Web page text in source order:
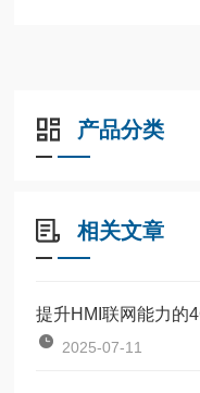
产品分类
相关文章
提升HMI联网能力的
2025-07-11